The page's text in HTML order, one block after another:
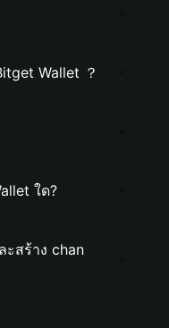
Wallet ？
ใด?
สร้าง chan